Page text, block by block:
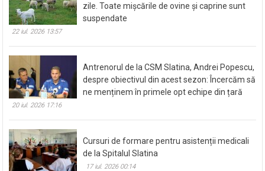
zile. Toate mișcările de ovine și caprine sunt
suspendate
22 iul. 2026 13:57
Antrenorul de la CSM Slatina, Andrei Popescu,
despre obiectivul din acest sezon: Încercăm să
ne menținem în primele opt echipe din țară
20 iul. 2026 17:16
Cursuri de formare pentru asistenții medicali
de la Spitalul Slatina
17 iul. 2026 00:14